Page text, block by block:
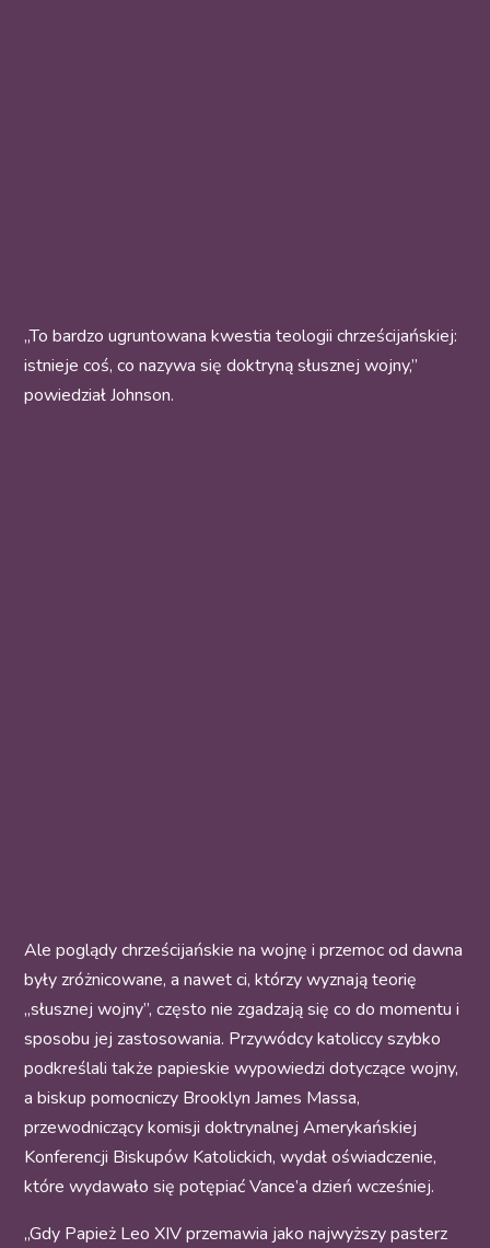
„To bardzo ugruntowana kwestia teologii chrześcijańskiej:
istnieje coś, co nazywa się doktryną słusznej wojny,”
powiedział Johnson.
Ale poglądy chrześcijańskie na wojnę i przemoc od dawna
były zróżnicowane, a nawet ci, którzy wyznają teorię
„słusznej wojny”, często nie zgadzają się co do momentu i
sposobu jej zastosowania. Przywódcy katoliccy szybko
podkreślali także papieskie wypowiedzi dotyczące wojny,
a biskup pomocniczy Brooklyn James Massa,
przewodniczący komisji doktrynalnej Amerykańskiej
Konferencji Biskupów Katolickich, wydał oświadczenie,
które wydawało się potępiać Vance’a dzień wcześniej.
„Gdy Papież Leo XIV przemawia jako najwyższy pasterz